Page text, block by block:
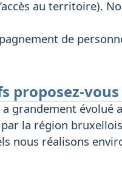
au territoire).
de
proposez-
grandement évolué
la région
nous réalisons